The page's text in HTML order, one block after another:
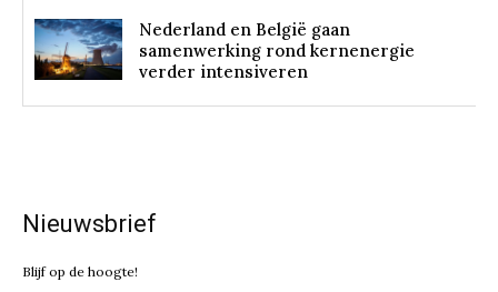
Nederland en België gaan
samenwerking rond kernenergie
verder intensiveren
Nieuwsbrief
Blijf op de hoogte!